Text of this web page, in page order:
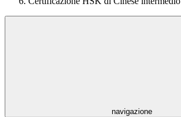
navigazione